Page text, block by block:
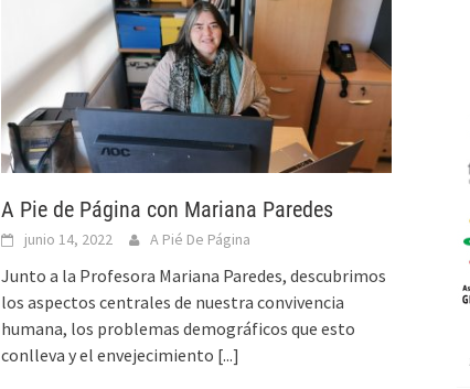
A Pie de Página con Mariana Paredes
junio 14, 2022 A Pié De Página
Junto a la Profesora Mariana Paredes, descubrimos
los aspectos centrales de nuestra convivencia
humana, los problemas demográficos que esto
conlleva y el envejecimiento [...]